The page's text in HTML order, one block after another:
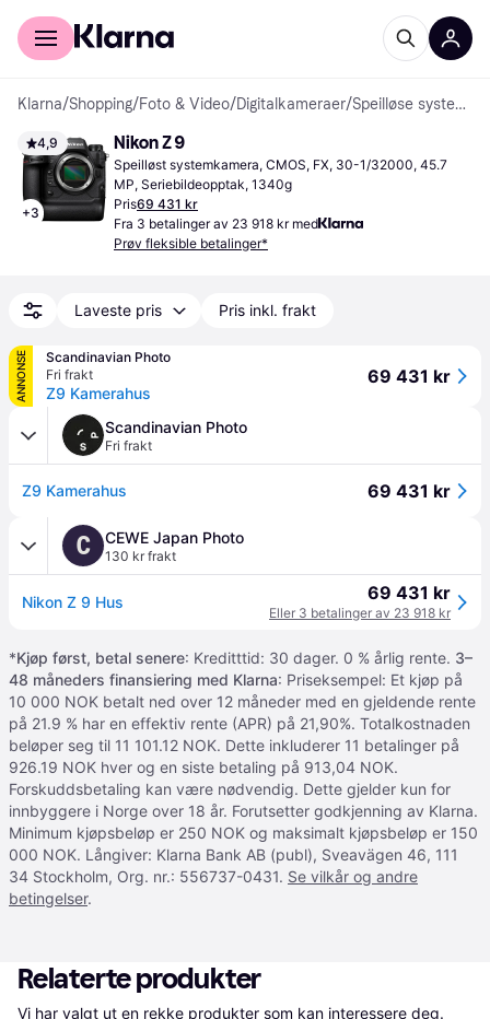
For kunder
Klarna/Shopping/Foto & Video/Digitalkameraer/ Speilløse systemkameraer
4,9
+3
Nikon Z 9
Speilløst systemkamera, CMOS, FX, 30-1/32000, 45.7
MP, Seriebildeopptak, 1340g
Pris69 431 kr
Fra 3 betalinger av 23 918 kr med
Prøv fleksible betalinger*
Laveste pris Pris inkl. frakt
ANNONSE
Scandinavian Photo
Fri frakt
Z9 Kamerahus
69 431 kr
Scandinavian Photo
Fri frakt
Z9 Kamerahus 69 431 kr
C CEWE Japan Photo
130 kr frakt
Nikon Z 9 Hus 69 431 kr
Eller 3 betalinger av 23 918 kr
*Kjøp først, betal senere: Kreditttid: 30 dager. 0 % årlig rente. 3–
48 måneders finansiering med Klarna: Priseksempel: Et kjøp på
10 000 NOK betalt ned over 12 måneder med en gjeldende rente
på 21.9 % har en effektiv rente (APR) på 21,90%. Totalkostnaden
beløper seg til 11 101.12 NOK. Dette inkluderer 11 betalinger på
926.19 NOK hver og en siste betaling på 913,04 NOK.
Forskuddsbetaling kan være nødvendig. Dette gjelder kun for
innbyggere i Norge over 18 år. Forutsetter godkjenning av Klarna.
Minimum kjøpsbeløp er 250 NOK og maksimalt kjøpsbeløp er 150
000 NOK. Långiver: Klarna Bank AB (publ), Sveavägen 46, 111
34 Stockholm, Org. nr.: 556737-0431. Se vilkår og andre
betingelser.
Relaterte produkter